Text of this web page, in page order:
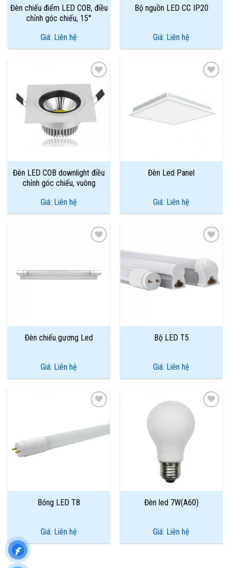
Đèn chiếu điểm LED COB, điều
chỉnh góc chiếu, 15°
Giá: Liên hệ
Bộ nguồn LED CC IP20
Giá: Liên hệ
Add to
Wishlist
Đèn LED COB downlight điều
chỉnh góc chiếu, vuông
Giá: Liên hệ
Add to
Wishlist
Đèn Led Panel
Giá: Liên hệ
Wishlist
Đèn chiếu gương Led
Giá: Liên hệ
Add to
Wishlist
Bộ LED T5
Giá: Liên hệ
Wishlist
Bóng LED T8
Giá: Liên hệ
Đèn led 7W(A60)
Giá: Liên hệ